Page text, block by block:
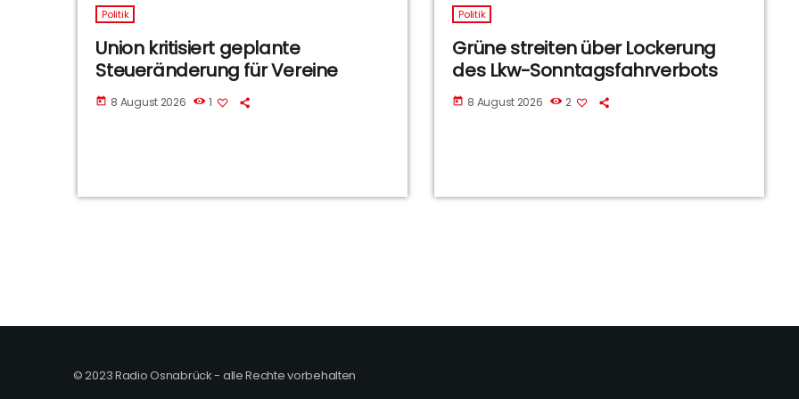
Politik
Union kritisiert geplante
Steueränderung für Vereine
today 8 August 2026 1
Politik
Grüne streiten über Lockerung
des Lkw-Sonntagsfahrverbots
today 8 August 2026 2
© 2023 Radio Osnabrück - alle Rechte vorbehalten